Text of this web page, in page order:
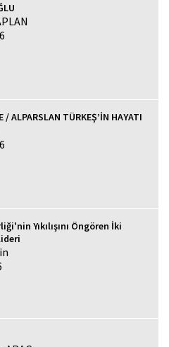
/ ALPARSLAN TÜRKEŞ’İN HAYATI
Yıkılışını Öngören İki